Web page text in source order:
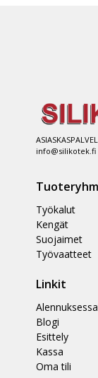
info@silikotek.fi
Työkalut
Kengät
Suojaimet
Työvaatteet
Linkit
Blogi
Esittely
Kassa
Oma tili